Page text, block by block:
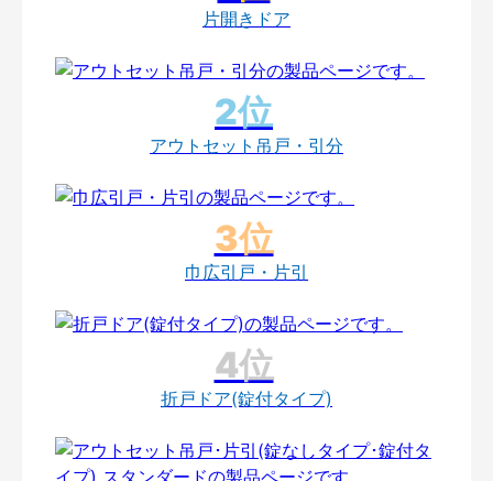
片開きドア
アウトセット吊戸・引分
巾広引戸・片引
折戸ドア(錠付タイプ)